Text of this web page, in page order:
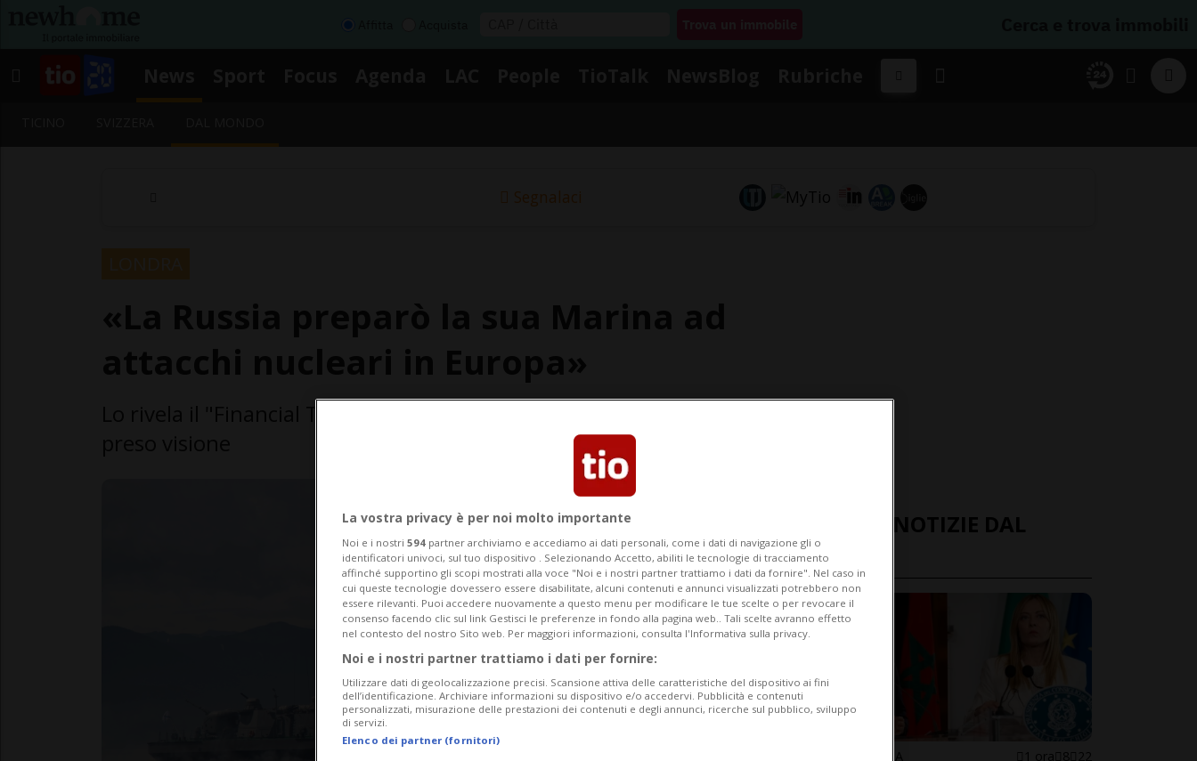
Segnalaci
ULTIME NOTIZIE DAL
MONDO
SPAGNA/ITALIA 1 ora 8 22
La vostra privacy è per noi molto importante
Noi e i nostri 594 partner archiviamo e accediamo ai dati personali, come i dati di navigazione gli o
identificatori univoci, sul tuo dispositivo . Selezionando Accetto, abiliti le tecnologie di tracciamento
affinché supportino gli scopi mostrati alla voce "Noi e i nostri partner trattiamo i dati da fornire". Nel caso in
cui queste tecnologie dovessero essere disabilitate, alcuni contenuti e annunci visualizzati potrebbero non
essere rilevanti. Puoi accedere nuovamente a questo menu per modificare le tue scelte o per revocare il
consenso facendo clic sul link Gestisci le preferenze in fondo alla pagina web.. Tali scelte avranno effetto
nel contesto del nostro Sito web. Per maggiori informazioni, consulta l'Informativa sulla privacy.
Noi e i nostri partner trattiamo i dati per fornire:
Utilizzare dati di geolocalizzazione precisi. Scansione attiva delle caratteristiche del dispositivo ai fini
dell’identificazione. Archiviare informazioni su dispositivo e/o accedervi. Pubblicità e contenuti
personalizzati, misurazione delle prestazioni dei contenuti e degli annunci, ricerche sul pubblico, sviluppo
di servizi.
Elenco dei partner (fornitori)